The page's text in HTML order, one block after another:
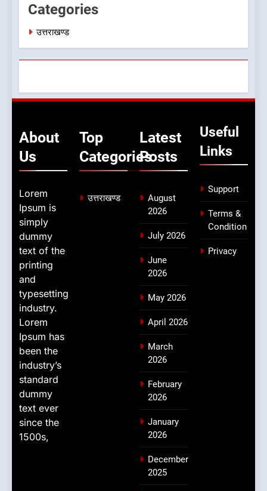
Categories
उत्तराखण्ड
About
Us
Lorem
Ipsum is
simply
dummy
text of the
printing
and
typesetting
industry.
Lorem
Ipsum has
been the
industry’s
standard
dummy
text ever
since the
1500s,
Top
Categories
उत्तराखण्ड
Latest
Posts
August
2026
July 2026
June
2026
May 2026
April 2026
March
2026
February
2026
January
2026
December
2025
Useful
Links
Support
Terms &
Condition
Privacy